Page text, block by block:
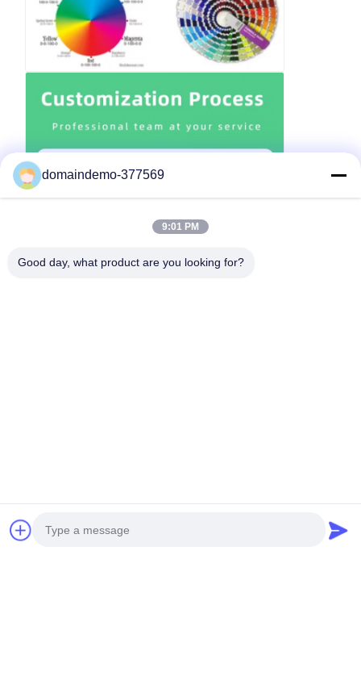
domaindemo-377569
9:01 PM
Good day, what product are you looking for?